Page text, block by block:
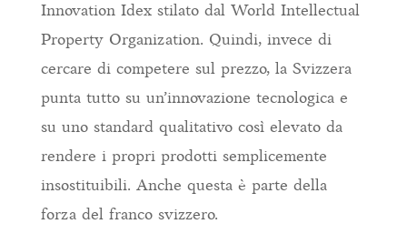
Innovation Idex stilato dal World Intellectual
Property Organization. Quindi, invece di
cercare di competere sul prezzo, la Svizzera
punta tutto su un’innovazione tecnologica e
su uno standard qualitativo così elevato da
rendere i propri prodotti semplicemente
insostituibili. Anche questa è parte della
forza del franco svizzero.